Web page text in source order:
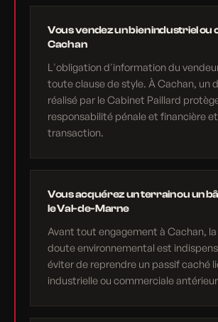
Vous vendez un bien industriel ou
Cachan
L'obligation d'information du
toute clause de style. À Cachan, un
réalisé par le Cabinet Paillard
responsabilité pénale et financière
transaction.
Vous acquérez un terrain ou un
le Val-de-Marne
Avant tout engagement à Cachan,
doute environnemental est
éviter de reprendre un passif caché
industrielle ou commerciale